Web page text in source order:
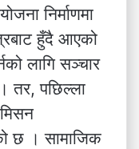
निर्माणमा
हुँदै आएको
लागि सञ्चार
तर, पछिल्ला
छ । सामाजिक